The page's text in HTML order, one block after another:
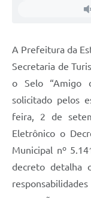
A Prefeitura da
Secretaria de
o Selo “Amigo
solicitado pelos
feira, 2 de
Eletrônico o
Municipal nº
decreto detalha